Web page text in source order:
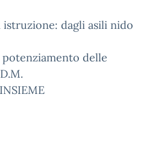
istruzione: dagli asili nido
delle